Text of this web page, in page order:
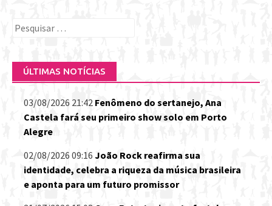
Pesquisar
ÚLTIMAS NOTÍCIAS
03/08/2026 21:42 Fenômeno do sertanejo, Ana
Castela fará seu primeiro show solo em Porto
Alegre
02/08/2026 09:16 João Rock reafirma sua
identidade, celebra a riqueza da música brasileira
e aponta para um futuro promissor